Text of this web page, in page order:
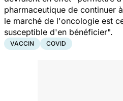
pharmaceutique de continuer
le marché de l'oncologie est
susceptible d'en bénéficier".
VACCIN COVID